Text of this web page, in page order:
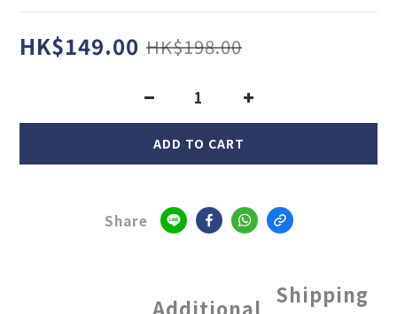
HK$149.00 HK$198.00
ADD TO CART
Share
Additional
Shipping